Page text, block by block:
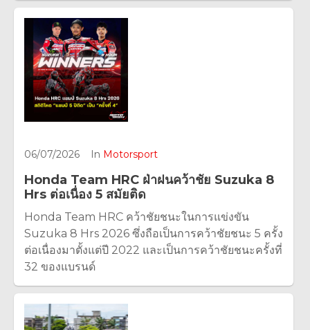
06/07/2026 In Motorsport
Honda Team HRC ฝ่าฝนคว้าชัย Suzuka 8
Hrs ต่อเนื่อง 5 สมัยติด
Honda Team HRC คว้าชัยชนะในการแข่งขัน
Suzuka 8 Hrs 2026 ซึ่งถือเป็นการคว้าชัยชนะ 5 ครั้ง
ต่อเนื่องมาตั้งแต่ปี 2022 และเป็นการคว้าชัยชนะครั้งที่
32 ของแบรนด์